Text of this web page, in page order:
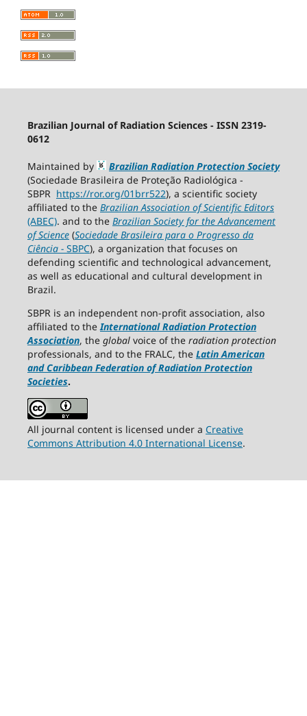
Brazilian Journal of Radiation Sciences - ISSN 2319-
0612
Maintained by
Brazilian Radiation Protection Society
(Sociedade Brasileira de Proteção Radiológica -
SBPR https://ror.org/01brr522), a scientific society
affiliated to the Brazilian Association of Scientific Editors
(ABEC). and to the Brazilian Society for the Advancement
of Science(Sociedade Brasileira para o Progresso da
Ciência −SBPC), a organization that focuses on
defending scientific and technological advancement,
as well as educational and cultural development in
Brazil.
SBPR is an independent non-profit association, also
affiliated to the International Radiation Protection
Association, the global voice of the radiation protection
professionals, and to the FRALC, the Latin American
and Caribbean Federation of Radiation Protection
Societies.
All journal content is licensed under a Creative
Commons Attribution 4.0 International License.